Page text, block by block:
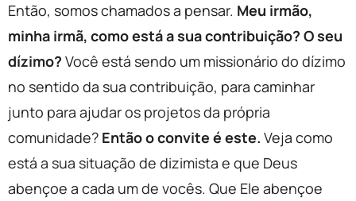
Então, somos chamados a pensar. Meu irmão,
minha irmã, como está a sua contribuição? O seu
dízimo? Você está sendo um missionário do dízimo
no sentido da sua contribuição, para caminhar
junto para ajudar os projetos da própria
comunidade? Então o convite é este. Veja como
está a sua situação de dizimista e que Deus
abençoe a cada um de vocês. Que Ele abençoe